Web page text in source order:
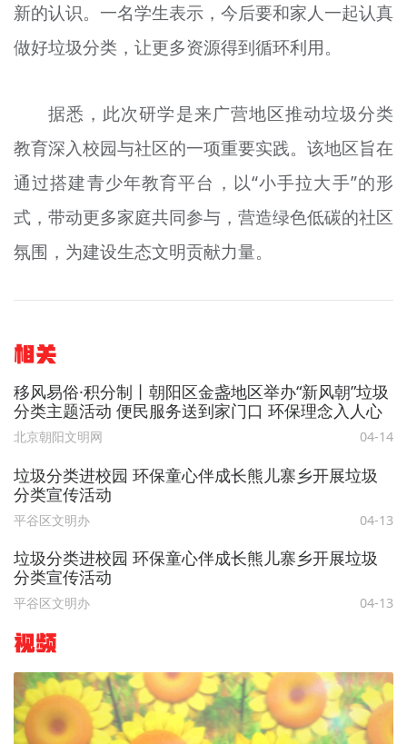
新的认识。一名学生表示，今后要和家人一起认真
做好垃圾分类，让更多资源得到循环利用。
据悉，此次研学是来广营地区推动垃圾分类
教育深入校园与社区的一项重要实践。该地区旨在
通过搭建青少年教育平台，以“小手拉大手”的形
式，带动更多家庭共同参与，营造绿色低碳的社区
氛围，为建设生态文明贡献力量。
相关
移风易俗·积分制丨朝阳区金盏地区举办“新风朝”垃圾
分类主题活动 便民服务送到家门口 环保理念入人心
北京朝阳文明网 04-14
垃圾分类进校园 环保童心伴成长熊儿寨乡开展垃圾
分类宣传活动
平谷区文明办 04-13
垃圾分类进校园 环保童心伴成长熊儿寨乡开展垃圾
分类宣传活动
平谷区文明办 04-13
视频